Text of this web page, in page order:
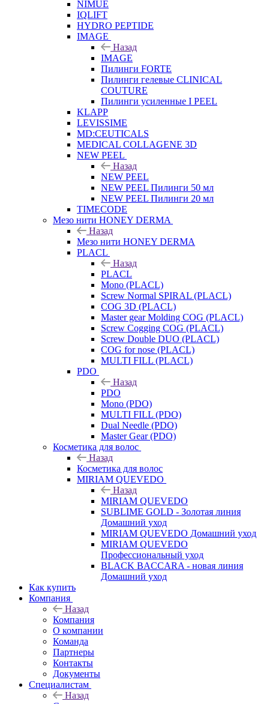
NIMUE
IQLIFT
HYDRO PEPTIDE
IMAGE
Назад
IMAGE
Пилинги FORTE
Пилинги гелевые CLINICAL
COUTURE
Пилинги усиленные I PEEL
KLAPP
LEVISSIME
MD:CEUTICALS
MEDICAL COLLAGENE 3D
NEW PEEL
Назад
NEW PEEL
NEW PEEL Пилинги 50 мл
NEW PEEL Пилинги 20 мл
TIMECODE
Мезо нити HONEY DERMA
Назад
Мезо нити HONEY DERMA
PLACL
Назад
PLACL
Mono (PLACL)
Screw Normal SPIRAL (PLACL)
COG 3D (PLACL)
Master gear Molding COG (PLACL)
Screw Cogging COG (PLACL)
Screw Double DUO (PLACL)
COG for nose (PLACL)
MULTI FILL (PLACL)
PDO
Назад
PDO
Mono (PDO)
MULTI FILL (PDO)
Dual Needle (PDO)
Master Gear (PDO)
Косметика для волос
Назад
Косметика для волос
MIRIAM QUEVEDO
Назад
MIRIAM QUEVEDO
SUBLIME GOLD - Золотая линия
Домашний уход
MIRIAM QUEVEDO Домашний уход
MIRIAM QUEVEDO
Профессиональный уход
BLACK BACCARA - новая линия
Домашний уход
Как купить
Компания
Назад
Компания
О компании
Команда
Партнеры
Контакты
Документы
Специалистам
Назад